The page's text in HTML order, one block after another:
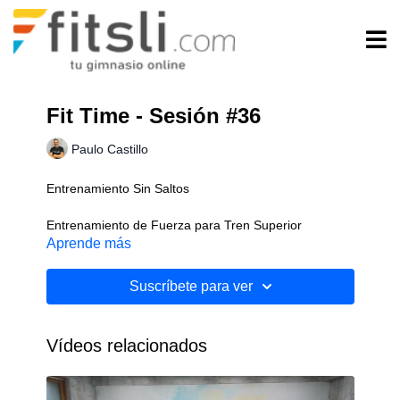
Fit Time - Sesión #36
Paulo Castillo
Entrenamiento Sin Saltos
Entrenamiento de Fuerza para Tren Superior
Aprende más
Suscríbete para ver
Vídeos relacionados